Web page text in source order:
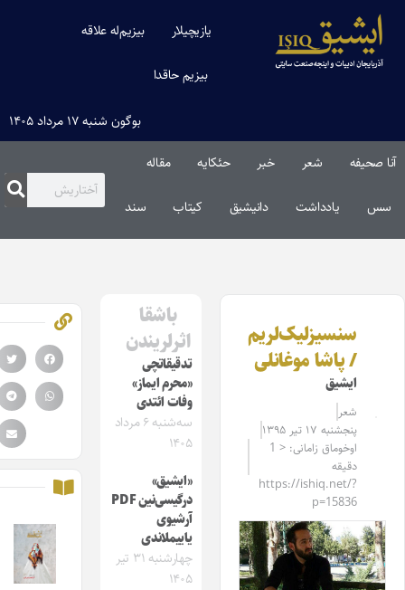
یازیچیلار بیزیم‌له علاقه
بیزیم حاقدا
بوگون شنبه ۱۷ مرداد ۱۴۰۵
صحیفه شعر خبر حئکایه مقاله‌
سس یادداشت دانیشیق کیتاب سند
سنسیزلیک‌لریم
/ پاشا موغانلی
ایشیق
شعر
پنجشنبه ۱۷ تیر ۱۳۹۵
اوخوماق زامانی: < 1
دقیقه
https://ishiq.net/?
p=15836
باشقا
اثرلریندن
تدقیقاتچی
«محرم ایماز»
وفات ائتدی
سه‌شنبه ۶ مرداد
۱۴۰۵
«ایشیق»
درگیسی‌نین PDF
آرشیوی
یاییملاندی
چهارشنبه ۳۱ تیر
۱۴۰۵